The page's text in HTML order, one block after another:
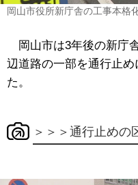
岡山市役所新庁舎の工事本
岡山市は3年後の新庁
辺道路の一部を通行止
た。
＞＞＞通行止めの